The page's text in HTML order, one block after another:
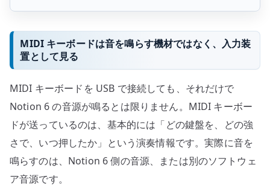
MIDI キーボードは音を鳴らす機材ではなく、入力装
置として見る
MIDI キーボードを USB で接続しても、それだけで
Notion 6 の音源が鳴るとは限りません。MIDI キーボー
ドが送っているのは、基本的には「どの鍵盤を、どの強
さで、いつ押したか」という演奏情報です。実際に音を
鳴らすのは、Notion 6 側の音源、または別のソフトウェ
ア音源です。